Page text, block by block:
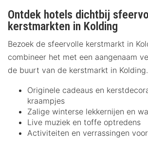
Ontdek hotels dichtbij
kerstmarkten in Kolding
Bezoek de sfeervolle kerstmarkt in
combineer het met een aangenaam
de buurt van de kerstmarkt in Kolding.
Originele cadeaus en
kraampjes
Zalige winterse lekkernijen en
Live muziek en toffe optredens
Activiteiten en verrassingen